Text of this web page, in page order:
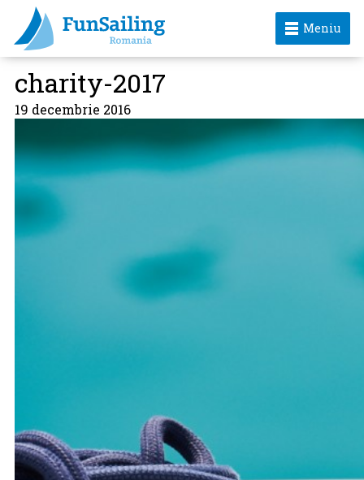
Meniu
charity-2017
19 decembrie 2016